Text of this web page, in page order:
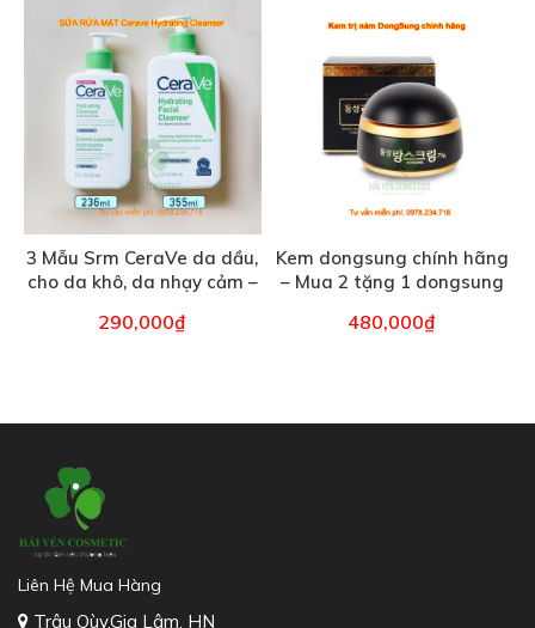
3 Mẫu Srm CeraVe da dầu,
cho da khô, da nhạy cảm –
336 ml
290,000₫
Kem dongsung chính hãng
– Mua 2 tặng 1 dongsung
mini
Liên Hệ Mua Hàng
Trâu Qùy,Gia Lâm, HN
Yên Phong, Bắc Ninh, Viêt Nam
Bình Tân – Hồ Chí Minh